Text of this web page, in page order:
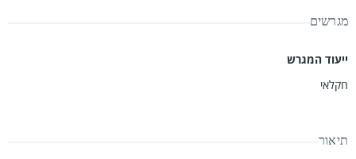
מגרשים
ייעוד המגרש
חקלאי
תיאור